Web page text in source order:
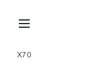
X70